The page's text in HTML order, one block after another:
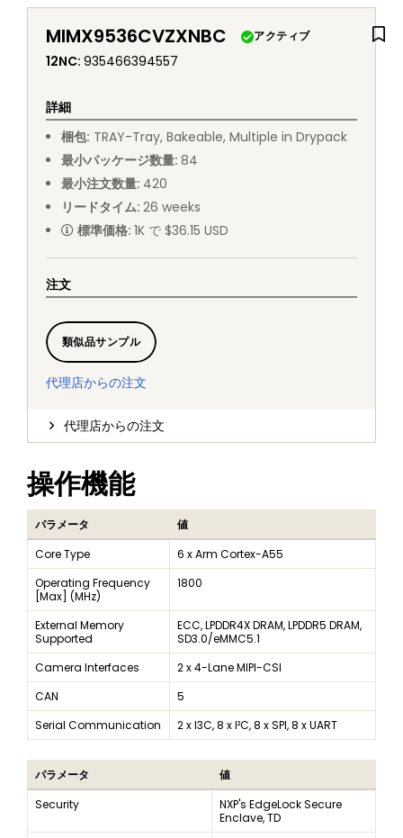
MIMX9536CVZXNBC アクティブ
12NC: 935466394557
詳細
梱包: TRAY-Tray, Bakeable, Multiple in Drypack
最小パッケージ数量: 84
最小注文数量: 420
リードタイム: 26 weeks
標準価格: 1K で $36.15 USD
注文
類似品サンプル
代理店からの注文
代理店からの注文
操作機能
パラメータ
値
Core Type
6 x Arm Cortex-A55
Operating Frequency
[Max] (MHz)
1800
External Memory
Supported
ECC, LPDDR4X DRAM, LPDDR5 DRAM,
SD3.0/eMMC5.1
Camera Interfaces
2 x 4-Lane MIPI-CSI
CAN
5
Serial Communication
2 x I3C, 8 x I²C, 8 x SPI, 8 x UART
パラメータ
値
Security
NXP's EdgeLock Secure
Enclave, TD